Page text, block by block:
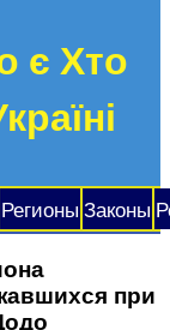
є Хто
Регионы Законы
при